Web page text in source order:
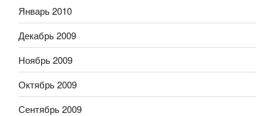
Январь 2010
Декабрь 2009
Ноябрь 2009
Октябрь 2009
Сентябрь 2009